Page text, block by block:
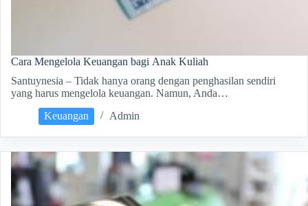
Cara Mengelola Keuangan bagi Anak Kuliah
Santuynesia – Tidak hanya orang dengan penghasilan sendiri
yang harus mengelola keuangan. Namun, Anda…
Keuangan
Admin